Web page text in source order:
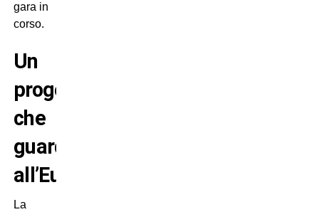
gara in
corso.
Un
progetto
che
guarda
all’Europa
La